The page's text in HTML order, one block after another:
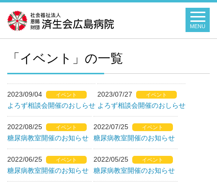
MENU
「イベント」の一覧
2023/09/04 イベント
よろず相談会開催のおしらせ
2023/07/27 イベント
よろず相談会開催のおしらせ
2022/08/25 イベント
糖尿病教室開催のお知らせ
2022/07/25 イベント
糖尿病教室開催のお知らせ
2022/06/25 イベント
糖尿病教室開催のお知らせ
2022/05/25 イベント
糖尿病教室開催のお知らせ